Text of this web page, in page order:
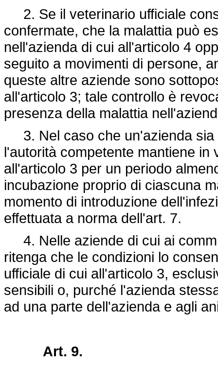
2. Se il veterinario ufficiale
confermate, che la malattia può
nell'azienda di cui all'articolo 4
seguito a movimenti di persone,
queste altre aziende sono
all'articolo 3; tale controllo è
presenza della malattia
3. Nel caso che un'azienda sia
l'autorità competente mantiene
all'articolo 3 per un periodo
incubazione proprio di ciascuna
momento di introduzione
effettuata a norma dell'art. 7.
4. Nelle aziende di cui ai
ritenga che le condizioni lo
ufficiale di cui all'articolo 3,
sensibili o, purché l'azienda
ad una parte dell'azienda e agli
Art. 9.